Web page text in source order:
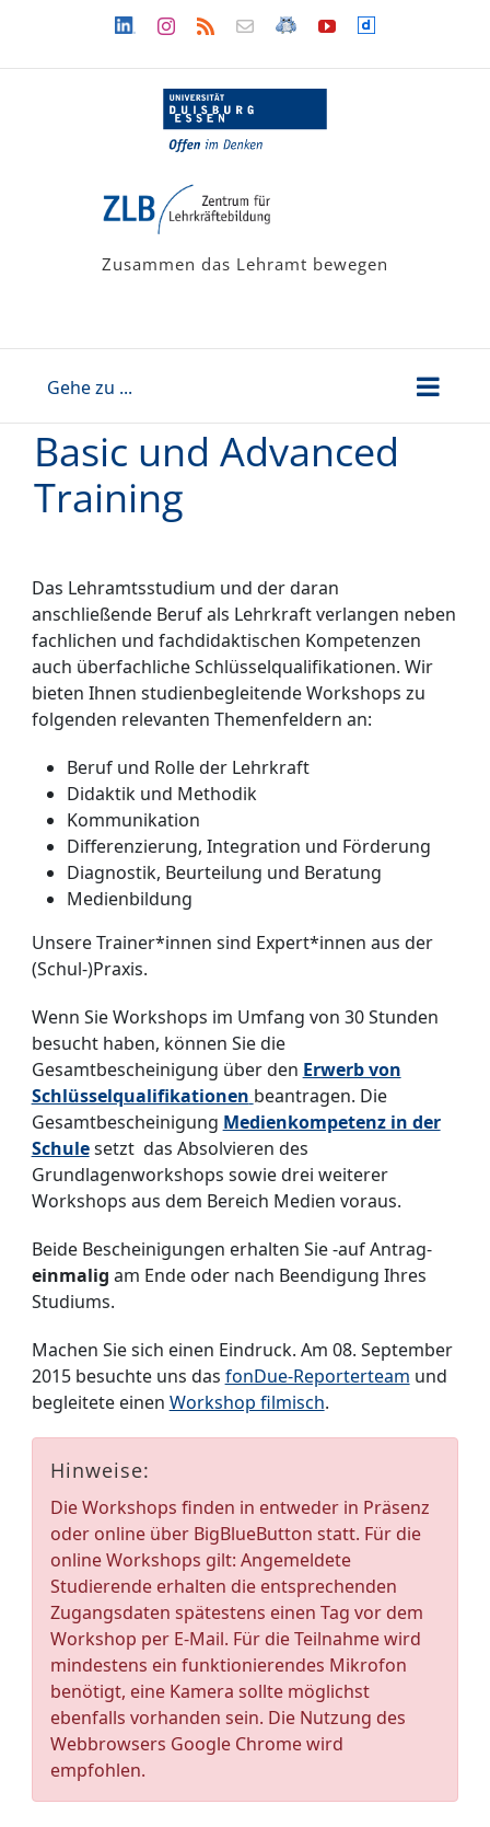
springen
LinkedinInstagram
Rss Newsletter
LehramtsWiki
YouTubeDailymotion
Zusammen das Lehramt bewegen
Gehe zu ...
Basic und Advanced
Training
Das Lehramts­studium und der daran
anschließende Beruf als Lehrkraft ver­langen neben
fach­lichen und fach­didaktischen Kom­petenzen
auch über­fachliche Schlüssel­quali­fikationen. Wir
bieten Ihnen studien­begleitende Work­shops zu
folgenden relevanten Themen­feldern an:
Beruf und Rolle der Lehrkraft
Didaktik und Methodik
Kommunikation
Differenzierung, Integration und Förderung
Diagnostik, Beurteilung und Beratung
Medienbildung
Unsere Trainer*innen sind Expert*innen aus der
(Schul-)Praxis.
Wenn Sie Workshops im Umfang von 30 Stunden
besucht haben, können Sie die
Gesamtbescheinigung über den Erwerb von
Schlüsselqualifikationen beantragen. Die
Gesamtbescheinigung Medienkompetenz in der
Schulesetzt das Absolvieren des
Grundlagenworkshops sowie drei weiterer
Workshops aus dem Bereich Medien voraus.
Beide Bescheinigungen erhalten Sie -auf Antrag-
einmalig am Ende oder nach Beendigung Ihres
Studiums.
Machen Sie sich einen Eindruck. Am 08. September
2015 besuchte uns das fonDue-Reporterteam und
begleitete einen Workshop filmisch.
Hinweise:
Die Workshops finden in entweder in Präsenz
oder online über BigBlueButton statt. Für die
online Workshops gilt: Angemeldete
Studierende erhalten die entsprechenden
Zugangsdaten spätestens einen Tag vor dem
Workshop per E-Mail. Für die Teilnahme wird
mindestens ein funktionierendes Mikrofon
benötigt, eine Kamera sollte möglichst
ebenfalls vorhanden sein. Die Nutzung des
Webbrowsers Google Chrome wird
empfohlen.